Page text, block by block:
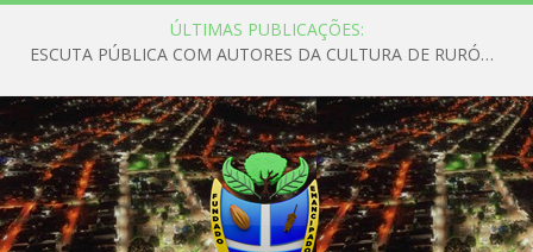
ÚLTIMAS PUBLICAÇÕES:
ESCUTA PÚBLICA COM AUTORES DA CULTURA DE RURÓPOLIS